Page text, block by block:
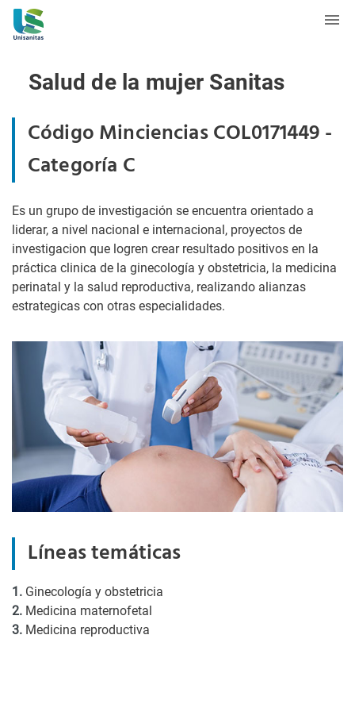
Salud de la mujer Sanitas
Código Minciencias COL0171449 -
Categoría C
Es un grupo de investigación se encuentra orientado a
liderar, a nivel nacional e internacional, proyectos de
investigacion que logren crear resultado positivos en la
práctica clinica de la ginecología y obstetricia, la medicina
perinatal y la salud reproductiva, realizando alianzas
estrategicas con otras especialidades.
Líneas temáticas
1. Ginecología y obstetricia
2. Medicina maternofetal
3. Medicina reproductiva